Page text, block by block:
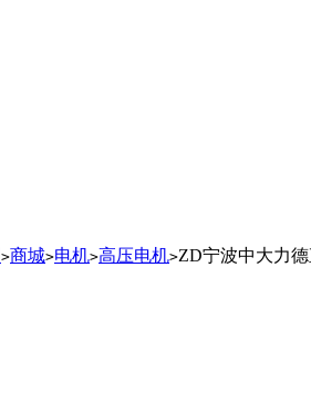
>商城>电机>高压电机>ZD宁波中大力